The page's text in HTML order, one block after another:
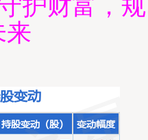
护财富，规
来